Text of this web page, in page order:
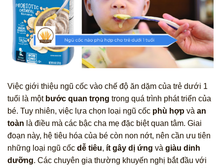
Việc giới thiệu ngũ cốc vào chế độ ăn dặm của trẻ dưới 1
tuổi là một bước quan trọng trong quá trình phát triển của
bé. Tuy nhiên, việc lựa chọn loại ngũ cốc phù hợp và an
toàn là điều mà các bậc cha mẹ đặc biệt quan tâm. Giai
đoạn này, hệ tiêu hóa của bé còn non nớt, nên cần ưu tiên
những loại ngũ cốc dễ tiêu, ít gây dị ứng và giàu dinh
dưỡng. Các chuyên gia thường khuyến nghị bắt đầu với